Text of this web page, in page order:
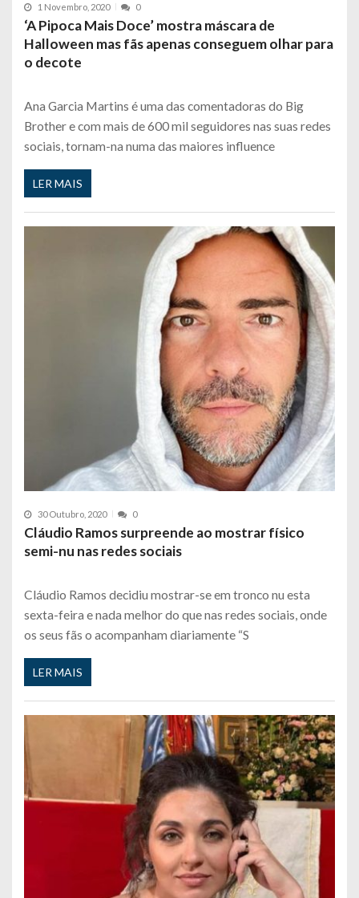
1 Novembro, 2020 0
‘A Pipoca Mais Doce’ mostra máscara de
Halloween mas fãs apenas conseguem olhar para
o decote
Ana Garcia Martins é uma das comentadoras do Big
Brother e com mais de 600 mil seguidores nas suas redes
sociais, tornam-na numa das maiores influence
LER MAIS
30 Outubro, 2020 0
Cláudio Ramos surpreende ao mostrar físico
semi-nu nas redes sociais
Cláudio Ramos decidiu mostrar-se em tronco nu esta
sexta-feira e nada melhor do que nas redes sociais, onde
os seus fãs o acompanham diariamente “S
LER MAIS